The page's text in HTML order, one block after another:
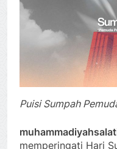
Puisi Sumpah
memperingati Hari